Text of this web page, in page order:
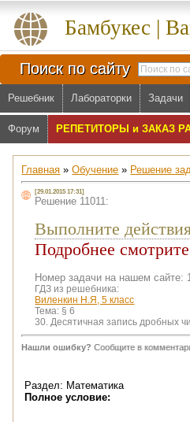
Бамбукес |
Поиск по сайту
Решебник Лабораторки Задачи
Форум РЕПЕТИТОРЫ и ЗАКАЗ
Главная »Обучение » Решение
[29.01.2015 17:31]
Решение 11011:
Выполните
Подробнее
Номер задачи на нашем сайте:
ГДЗ из решебника:
Виленкин Н.Я, 5 класс
Тема: § 6
30. Десятичная запись дробных
Нашли ошибку? Сообщите в
Раздел: Математика
Полное условие: